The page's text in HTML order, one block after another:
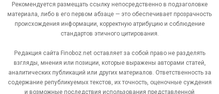
Рекомендуется размещать ссылку непосредственно в подзаголовке
материала, либо в его первом абзаце — это обеспечивает прозрачность
происхождения информации, корректную атрибуцию и соблюдение
стандартов этичного цитирования.
Редакция сайта Finoboz.net оставляет за собой право не разделять
взгляды, мнения или позиции, которые выражены авторами статей,
аналитических публикаций или других материалов. Ответственность за
содержание републикуемых текстов, их точность, оценочные суждения
и возможные последствия использования представленной